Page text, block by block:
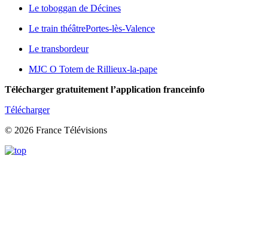
Le toboggan de Décines
Le train théâtrePortes-lès-Valence
Le transbordeur
MJC O Totem de Rillieux-la-pape
Télécharger gratuitement l’application franceinfo
Télécharger
© 2026 France Télévisions